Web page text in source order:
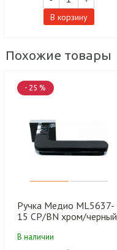
В корзину
Похожие товары
- 25 %
Ручка Медио ML5637-
15 CP/BN хром/черный
В наличии